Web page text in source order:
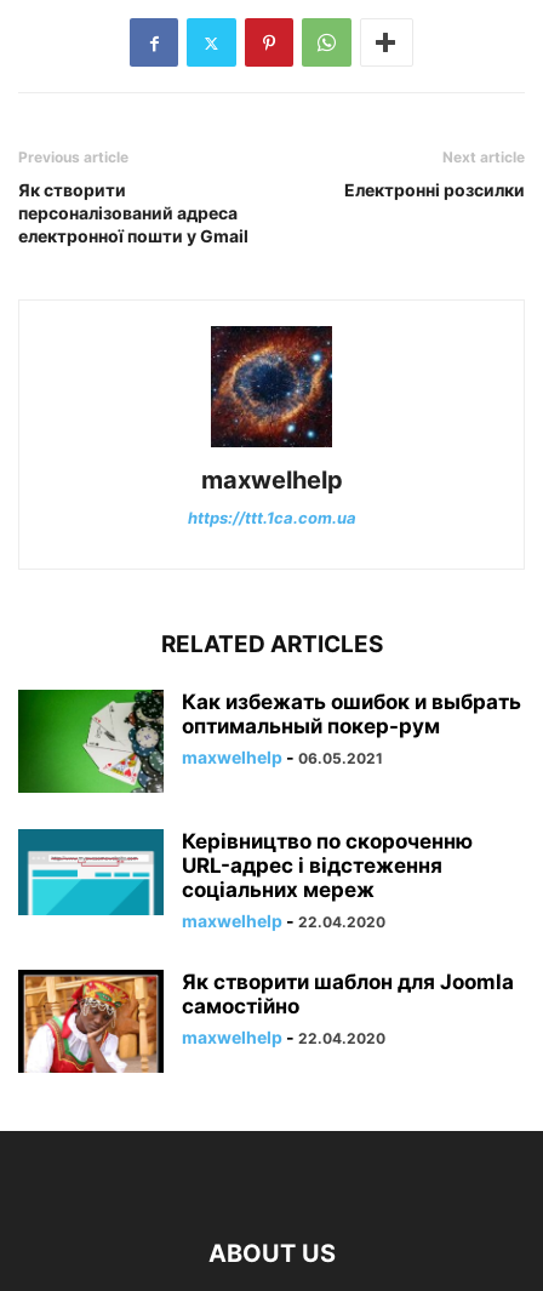
Previous article
Як створити
персоналізований адреса
електронної пошти у Gmail
Next article
Електронні розсилки
maxwelhelp
https://ttt.1ca.com.ua
RELATED ARTICLES
Как избежать ошибок и выбрать
оптимальный покер-рум
maxwelhelp - 06.05.2021
Керівництво по скороченню
URL-адрес і відстеження
соціальних мереж
maxwelhelp - 22.04.2020
Як створити шаблон для Joomla
самостійно
maxwelhelp - 22.04.2020
ABOUT US